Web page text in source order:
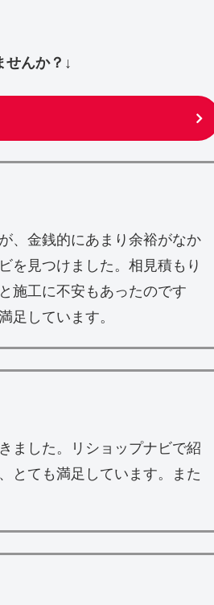
せんか？↓
、金銭的にあまり余裕がなか
を見つけました。相見積もり
施工に不安もあったのです
足しています。
ました。リショップナビで紹
とても満足しています。また